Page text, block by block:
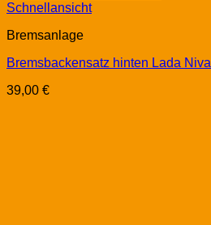
Schnellansicht
Bremsanlage
Bremsbackensatz hinten Lada Niva
39,00 €